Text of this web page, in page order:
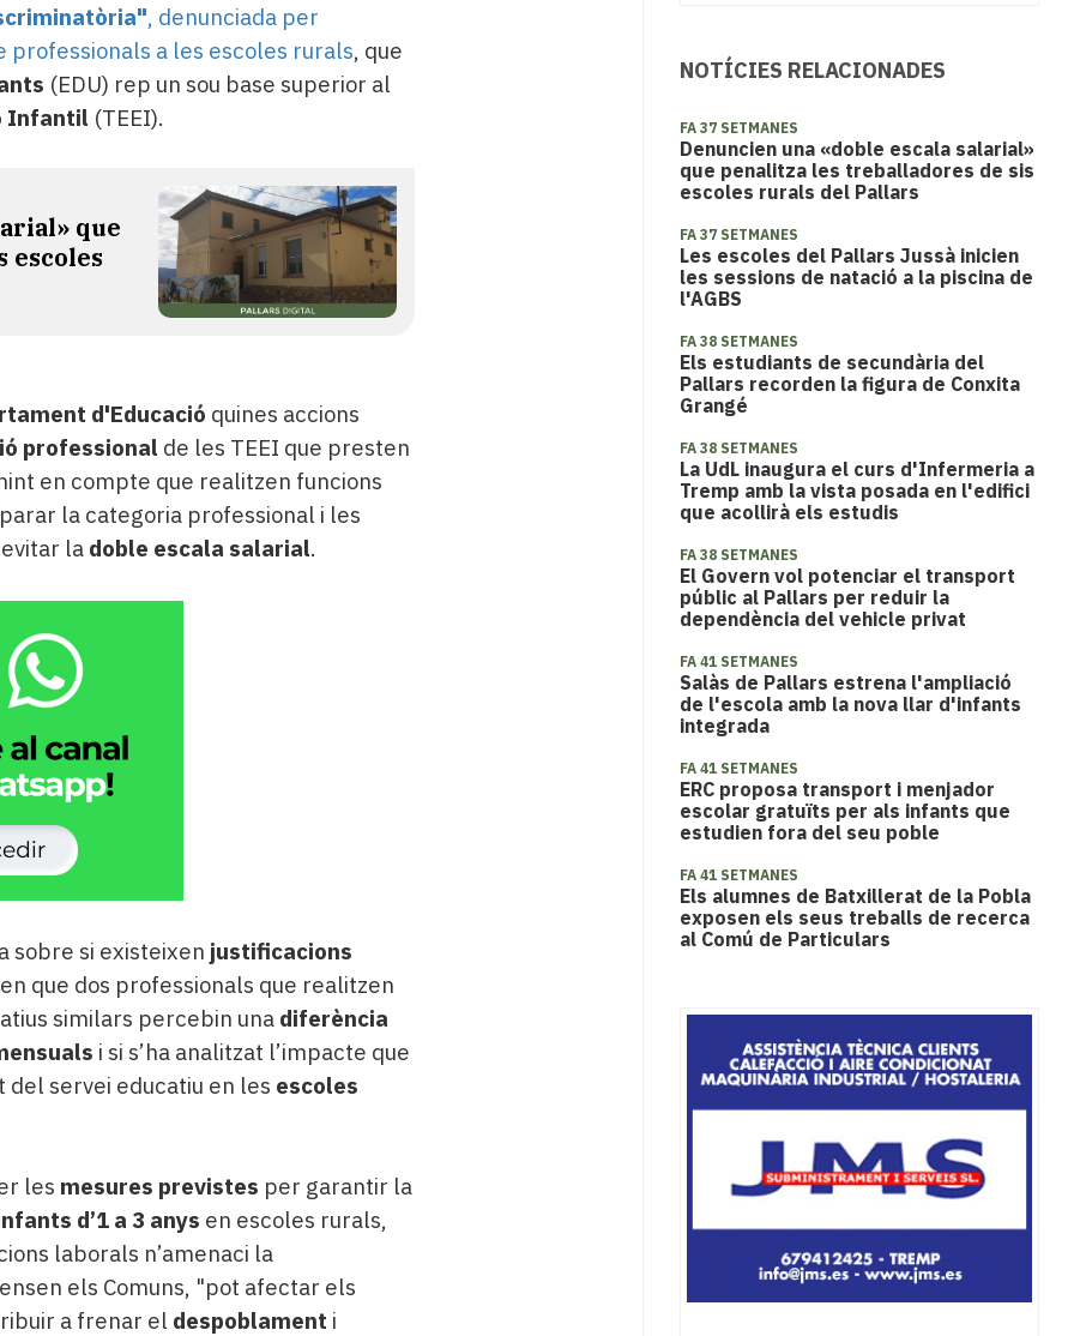
, denunciada per
professionals a les escoles rurals, que
(EDU) rep un sou base superior al
Infantil (TEEI).
que
escoles
d'Educació quines accions
professional de les TEEI que presten
en compte que realitzen funcions
la categoria professional i les
la doble escala salarial.
sobre si existeixen justificacions
que dos professionals que realitzen
similars percebin una diferència
i si s’ha analitzat l’impacte que
servei educatiu en les escoles
les mesures previstes per garantir la
d’1 a 3 anys en escoles rurals,
laborals n’amenaci la
els Comuns, "pot afectar els
a frenar el despoblament i
NOTÍCIES RELACIONADES
FA 37 SETMANES
Denuncien una «doble escala salarial»
que penalitza les treballadores de sis
escoles rurals del Pallars
FA 37 SETMANES
Les escoles del Pallars Jussà inicien
les sessions de natació a la piscina de
l'AGBS
FA 38 SETMANES
​Els estudiants de secundària del
Pallars recorden la figura de Conxita
Grangé
FA 38 SETMANES
La UdL inaugura el curs d'Infermeria a
Tremp amb la vista posada en l'edifici
que acollirà els estudis
FA 38 SETMANES
El Govern vol potenciar el transport
públic al Pallars per reduir la
dependència del vehicle privat
FA 41 SETMANES
Salàs de Pallars estrena l'ampliació
de l'escola amb la nova llar d'infants
integrada
FA 41 SETMANES
ERC proposa transport i menjador
escolar gratuïts per als infants que
estudien fora del seu poble
FA 41 SETMANES
Els alumnes de Batxillerat de la Pobla
exposen els seus treballs de recerca
al Comú de Particulars